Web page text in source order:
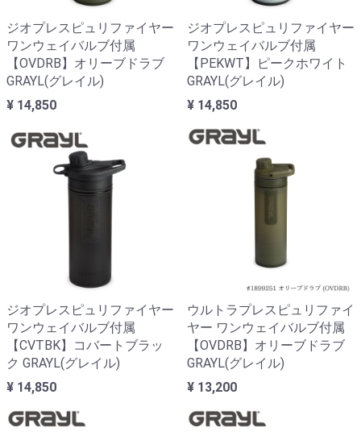
ジオプレスピュリファイヤー
ワンウェイバルブ付属
【OVDRB】オリーブドラブ
GRAYL(グレイル)
¥ 14,850
ジオプレスピュリファイヤー
ワンウェイバルブ付属
【PEKWT】ピークホワイト
GRAYL(グレイル)
¥ 14,850
ジオプレスピュリファイヤー
ワンウェイバルブ付属
【CVTBK】コバートブラッ
ク GRAYL(グレイル)
¥ 14,850
ウルトラプレスピュリファイ
ヤー ワンウェイバルブ付属
【OVDRB】オリーブドラブ
GRAYL(グレイル)
¥ 13,200